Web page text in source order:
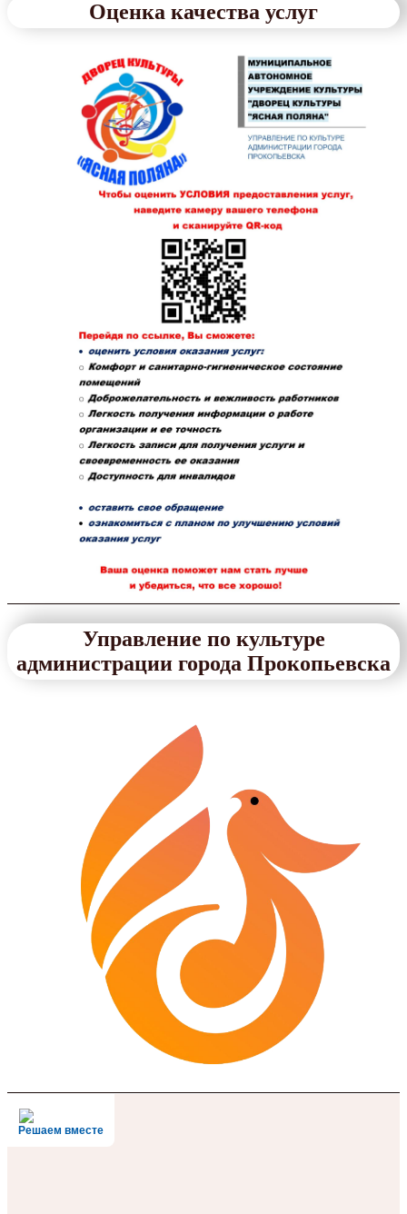
Оценка качества услуг
Управление по культуре
администрации города Прокопьевска
Решаем вместе